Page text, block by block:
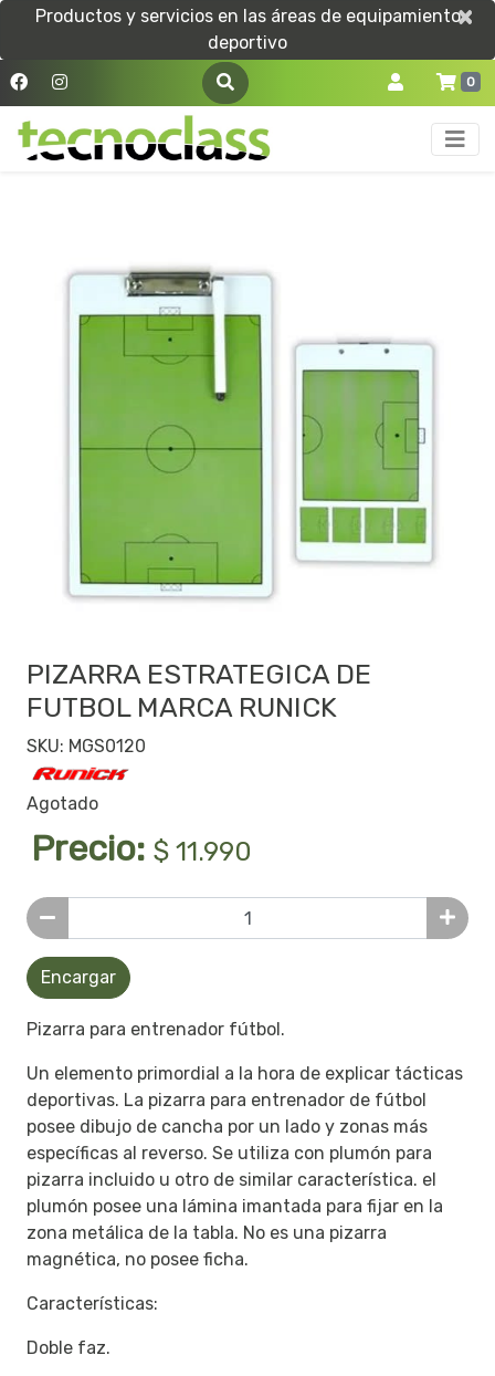
Productos y servicios en las áreas de equipamiento
deportivo
×
×
0
PIZARRA ESTRATEGICA DE
FUTBOL MARCA RUNICK
SKU: MGS0120
Agotado
Precio: $ 11.990
Encargar
Pizarra para entrenador fútbol.
Un elemento primordial a la hora de explicar tácticas
deportivas. La pizarra para entrenador de fútbol
posee dibujo de cancha por un lado y zonas más
específicas al reverso. Se utiliza con plumón para
pizarra incluido u otro de similar característica. el
plumón posee una lámina imantada para fijar en la
zona metálica de la tabla. No es una pizarra
magnética, no posee ficha.
Características:
Doble faz.